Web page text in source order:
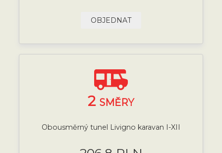
OBJEDNAT
2 SMĚRY
Obousměrný tunel Livigno karavan I-XII